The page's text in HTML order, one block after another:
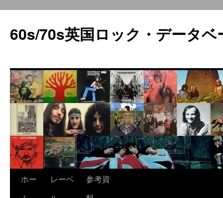
60s/70s英国ロック・データベ
ホー
レーベ
参考資